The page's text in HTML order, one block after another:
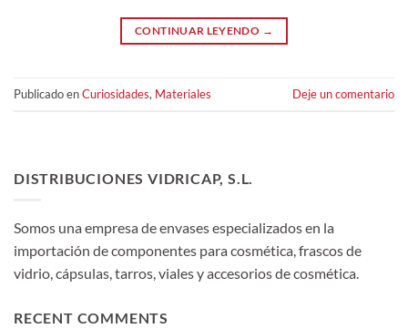
CONTINUAR LEYENDO →
Publicado enCuriosidades, Materiales Deje un comentario
DISTRIBUCIONES VIDRICAP, S.L.
Somos una empresa de envases especializados en la
importación de componentes para cosmética, frascos de
vidrio, cápsulas, tarros, viales y accesorios de cosmética.
RECENT COMMENTS